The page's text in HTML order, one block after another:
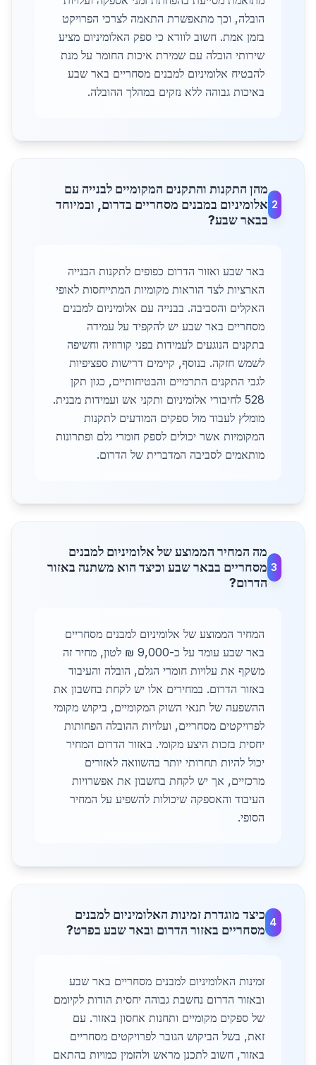
הובלה, וכך מתאפשרת התאמה לצרכי הפרויקט
בזמן אמת. חשוב לוודא כי ספק האלומיניום מציע
שירותי הובלה עם שמירת איכות החומר על מנת
להבטיח אלומיניום למבנים מסחריים באר שבע
באיכות גבוהה ללא נזקים במהלך ההובלה.
2
מהן התקנות והתקנים המקומיים לבנייה עם
אלומיניום במבנים מסחריים בדרום, ובמיוחד
בבאר שבע?
באר שבע ואזור הדרום כפופים לתקנות הבנייה
הארציות לצד הוראות מקומיות המתייחסות לאופי
האקלים והסביבה. בבנייה עם אלומיניום למבנים
מסחריים באר שבע יש להקפיד על עמידה
בתקנים הנוגעים לעמידות בפני קורוזיה וחשיפה
לשמש חזקה. בנוסף, קיימים דרישות ספציפיות
לגבי התקנים התרמיים והבטיחותיים, כגון תקן
528 לחיבורי אלומיניום ותקני אש ועמידות מבנית.
מומלץ לעבוד מול ספקים המודעים לתקנות
המקומיות אשר יכולים לספק חומרי גלם ופתרונות
מותאמים לסביבה המדברית של הדרום.
3
מה המחיר הממוצע של אלומיניום למבנים
מסחריים בבאר שבע וכיצד הוא משתנה באזור
הדרום?
המחיר הממוצע של אלומיניום למבנים מסחריים
באר שבע עומד על כ-9,000 ₪ לטון, מחיר זה
משקף את עלויות חומרי הגלם, הובלה והעיבוד
באזור הדרום. במחירים אלו יש לקחת בחשבון את
ההשפעה של תנאי השוק המקומיים, ביקוש מקומי
לפרויקטים מסחריים, ועלויות ההובלה הפחותות
יחסית בזכות היצע מקומי. באזור הדרום המחיר
יכול להיות תחרותי יותר בהשוואה לאזורים
מרכזיים, אך יש לקחת בחשבון את אפשרויות
העיבוד והאספקה שיכולות להשפיע על המחיר
הסופי.
4
כיצד מוגדרת זמינות האלומיניום למבנים
מסחריים באזור הדרום ובאר שבע בפרט?
זמינות האלומיניום למבנים מסחריים באר שבע
ובאזור הדרום נחשבת גבוהה יחסית הודות לקיומם
של ספקים מקומיים ותחנות אחסון באזור. עם
זאת, בשל הביקוש הגובר לפרויקטים מסחריים
באזור, חשוב לתכנן מראש ולהזמין כמויות בהתאם